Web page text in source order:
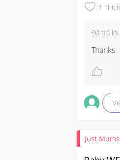
1 Thích
Đã trả lời
Thanks
Just Mums